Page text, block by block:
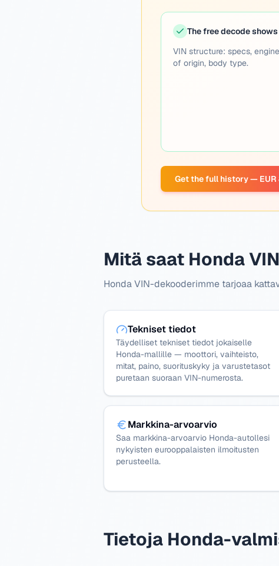
The free decode shows
VIN structure: specs,
of origin, body type.
Get the full history — EUR
Mitä saat Honda
Honda VIN-dekooderimme tarjoaa
Tekniset tiedot
Täydelliset tekniset tiedot jokaiselle
Honda-mallille — moottori, vaihteisto,
mitat, paino, suorituskyky ja varustetasot
puretaan suoraan VIN-numerosta.
Markkina-arvoarvio
Saa markkina-arvoarvio Honda-autollesi
nykyisten eurooppalaisten ilmoitusten
perusteella.
Tietoja Honda-